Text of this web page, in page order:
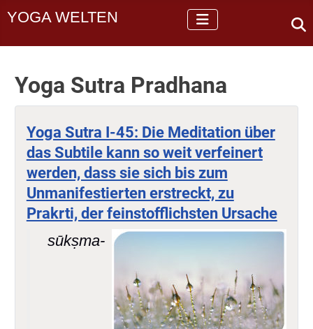
YOGA WELTEN
Yoga Sutra Pradhana
Yoga Sutra I-45: Die Meditation über
das Subtile kann so weit verfeinert
werden, dass sie sich bis zum
Unmanifestierten erstreckt, zu
Prakrti, der feinstofflichsten Ursache
sūkṣma-